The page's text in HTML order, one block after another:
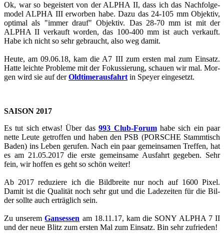
Ok, war so be­geis­tert von der ALPHA II, dass ich das Nach­fol­ge­
mo­del ALPHA III er­wor­ben habe. Dazu das 24-105 mm Ob­jek­tiv,
op­ti­mal als "immer drauf" Ob­jek­tiv. Das 28-70 mm ist mit der
ALPHA II ver­kauft wor­den, das 100-400 mm ist auch ver­kauft.
Habe ich nicht so sehr ge­braucht, also weg damit.
Heute, am 09.06.18, kam die A7 III zum ers­ten mal zum Ein­satz.
Hatte leich­te Pro­ble­me mit der Fo­kus­sie­rung, schau­en wir mal. Mor­
gen wird sie auf derOld­ti­mer­aus­fahrt in Spey­er ein­ge­setzt.
SAI­SON 2017
Es tut sich etwas! Über das993 Club-​​​​​​​​​​​​​​​​​​​​​​​​​​​​​​​​​​​​​​​​​​​​​​​​​​​​​​​​​​​​​​​​​​​​​​​​​​​​​​​​​​​​​​​​​​​​​​​​​​​​​​​Forumhabe sich ein paar
nette Leute ge­trof­fen und haben den PSB (POR­SCHE Stamm­tisch
Baden) ins Leben ge­ru­fen. Nach ein paar ge­mein­sa­men Tref­fen, hat
es am 21.05.2017 die erste ge­mein­sa­me Aus­fahrt ge­ge­ben. Sehr
fein, wir hof­fen es geht so schön wei­ter!
Ab 2017 re­du­zie­re ich die Bild­brei­te nur noch auf 1600 Pixel.
Damit ist die Qua­li­tät noch sehr gut und die La­de­zei­ten für die Bil­
der soll­te auch er­träg­lich sein.
Zu un­se­remGan­ses­sen am 18.11.17, kam die SONY ALPHA 7 II
und der neue Blitz zum ers­ten Mal zum Ein­satz. Bin sehr zu­frie­den!